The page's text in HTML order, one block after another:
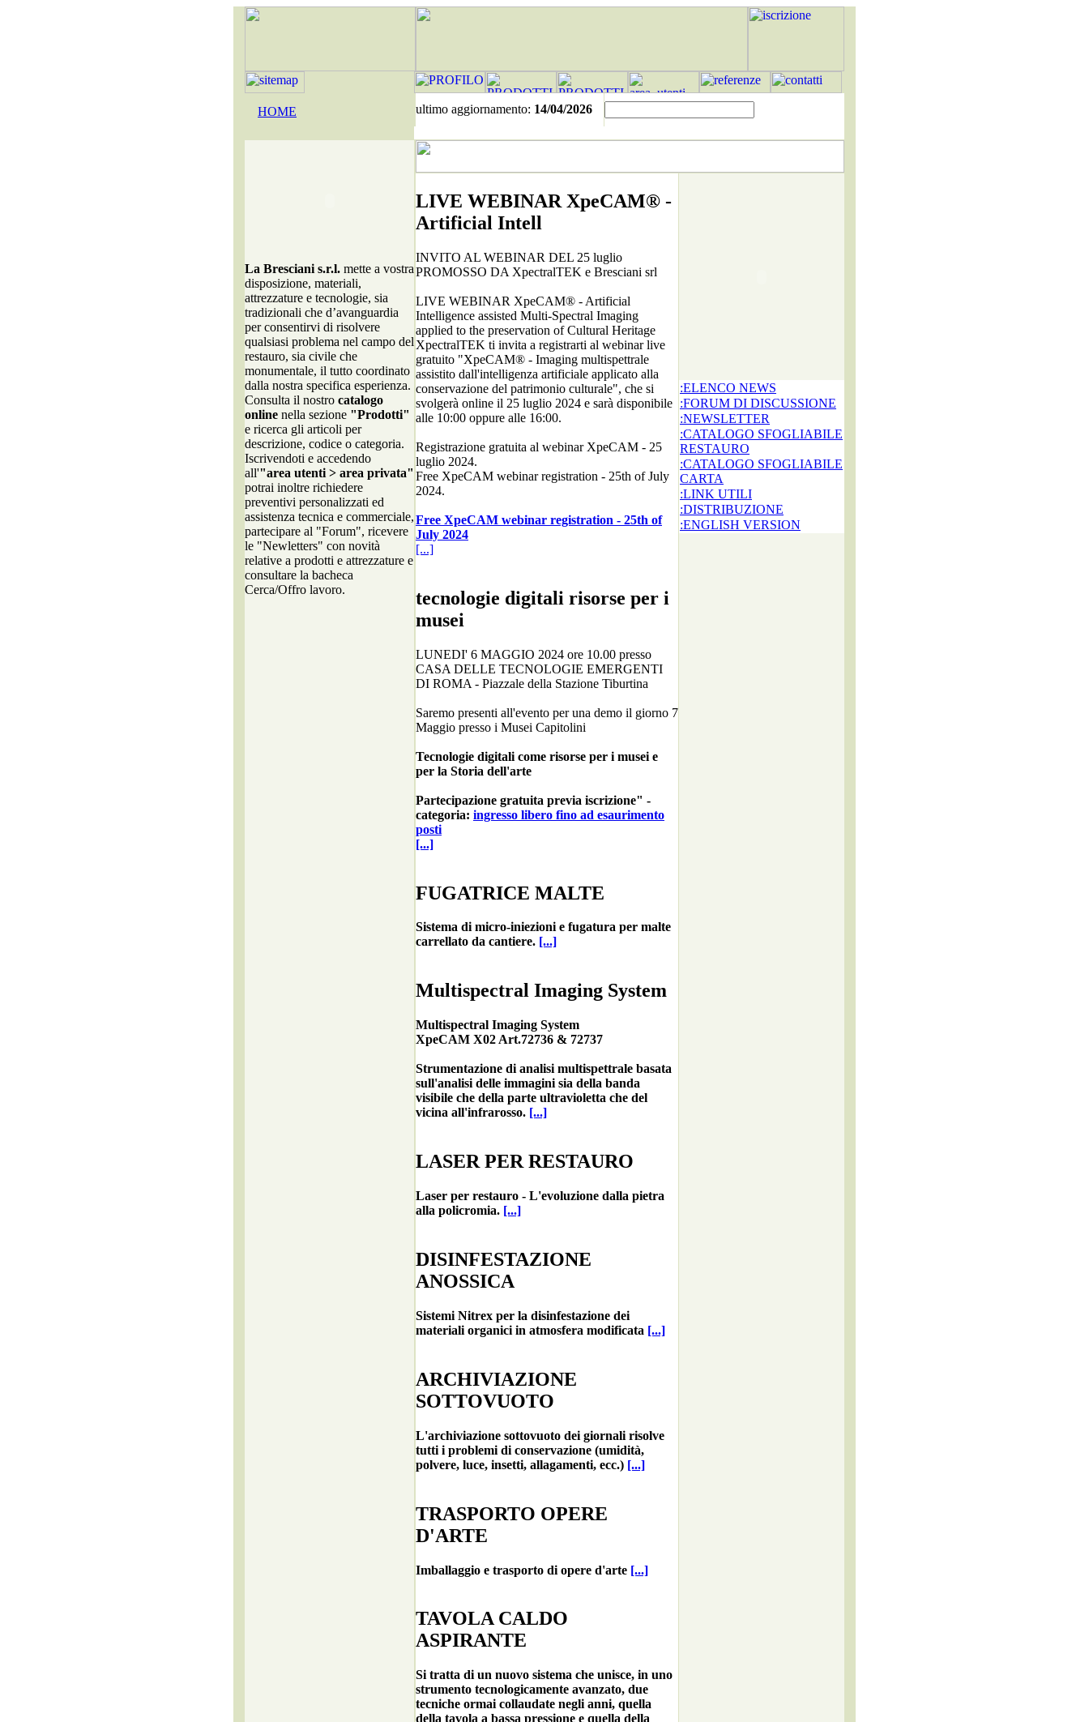
HOME ultimo aggiornamento: 14/04/2026
La Bresciani s.r.l. mette a vostra
disposizione, materiali,
attrezzature e tecnologie, sia
tradizionali che d’avanguardia
per consentirvi di risolvere
qualsiasi problema nel campo del
restauro, sia civile che
monumentale, il tutto coordinato
dalla nostra specifica esperienza.
Consulta il nostro catalogo
online nella sezione "Prodotti"
e ricerca gli articoli per
descrizione, codice o categoria.
Iscrivendoti e accedendo
all'"area utenti > area privata"
potrai inoltre richiedere
preventivi personalizzati ed
assistenza tecnica e commerciale,
partecipare al "Forum", ricevere
le "Newletters" con novità
relative a prodotti e attrezzature e
consultare la bacheca
Cerca/Offro lavoro.
LIVE WEBINAR XpeCAM® -
Artificial Intell
INVITO AL WEBINAR DEL 25 luglio
PROMOSSO DA XpectralTEK e Bresciani srl
LIVE WEBINAR XpeCAM® - Artificial
Intelligence assisted Multi-Spectral Imaging
applied to the preservation of Cultural Heritage
XpectralTEK ti invita a registrarti al webinar live
gratuito "XpeCAM® - Imaging multispettrale
assistito dall'intelligenza artificiale applicato alla
conservazione del patrimonio culturale", che si
svolgerà online il 25 luglio 2024 e sarà disponibile
alle 10:00 oppure alle 16:00.
Registrazione gratuita al webinar XpeCAM - 25
luglio 2024.
Free XpeCAM webinar registration - 25th of July
2024.
Free XpeCAM webinar registration - 25th of
July 2024
[...]
tecnologie digitali risorse per i
musei
LUNEDI' 6 MAGGIO 2024 ore 10.00 presso
CASA DELLE TECNOLOGIE EMERGENTI
DI ROMA - Piazzale della Stazione Tiburtina
Saremo presenti all'evento per una demo il giorno 7
Maggio presso i Musei Capitolini
Tecnologie digitali come risorse per i musei e
per la Storia dell'arte
Partecipazione gratuita previa iscrizione" -
categoria: ingresso libero fino ad esaurimento
posti
[...]
FUGATRICE MALTE
Sistema di micro-iniezioni e fugatura per malte
carrellato da cantiere. [...]
Multispectral Imaging System
Multispectral Imaging System
XpeCAM X02 Art.72736 & 72737
Strumentazione di analisi multispettrale basata
sull'analisi delle immagini sia della banda
visibile che della parte ultravioletta che del
vicina all'infrarosso. [...]
LASER PER RESTAURO
Laser per restauro - L'evoluzione dalla pietra
alla policromia. [...]
DISINFESTAZIONE
ANOSSICA
Sistemi Nitrex per la disinfestazione dei
materiali organici in atmosfera modificata [...]
ARCHIVIAZIONE
SOTTOVUOTO
L'archiviazione sottovuoto dei giornali risolve
tutti i problemi di conservazione (umidità,
polvere, luce, insetti, allagamenti, ecc.) [...]
TRASPORTO OPERE
D'ARTE
Imballaggio e trasporto di opere d'arte [...]
TAVOLA CALDO
ASPIRANTE
Si tratta di un nuovo sistema che unisce, in uno
strumento tecnologicamente avanzato, due
tecniche ormai collaudate negli anni, quella
della tavola a bassa pressione e quella della
:ELENCO NEWS
:FORUM DI DISCUSSIONE
:NEWSLETTER
:CATALOGO SFOGLIABILE
RESTAURO
:CATALOGO SFOGLIABILE
CARTA
:LINK UTILI
:DISTRIBUZIONE
:ENGLISH VERSION